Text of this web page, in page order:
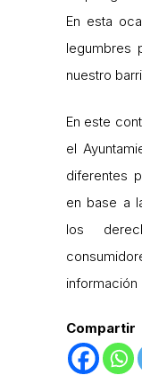
En esta
legumbres
nuestro
En este
el
diferentes
en base a
los
información
Compartir